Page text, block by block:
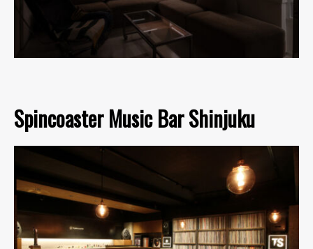
Spincoaster Music Bar Shinjuku